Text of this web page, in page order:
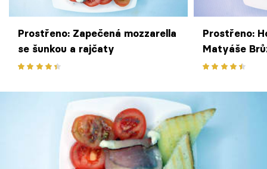
Prostřeno: Zapečená mozzarella
se šunkou a rajčaty
Prostřeno:
Matyáše